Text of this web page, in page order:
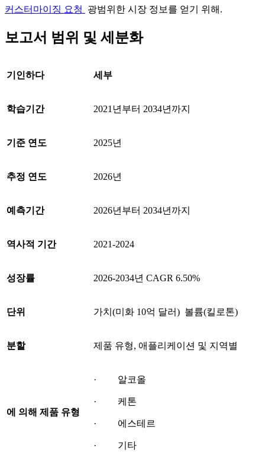
커스터마이징 요청 광범위한 시장 정보를 얻기 위해.
보고서 범위 및 세분화
기인하다 세부
학습기간 2021년부터 2034년까지
기준 연도 2025년
추정 연도 2026년
예측기간 2026년부터 2034년까지
역사적 기간 2021-2024
성장률 2026-2034년 CAGR 6.50%
단위 가치(미화 10억 달러) 볼륨(킬로톤)
분할 제품 유형, 애플리케이션 및 지역별
에 의해 제품 유형
· 알코올
· 케톤
· 에스테르
· 기타